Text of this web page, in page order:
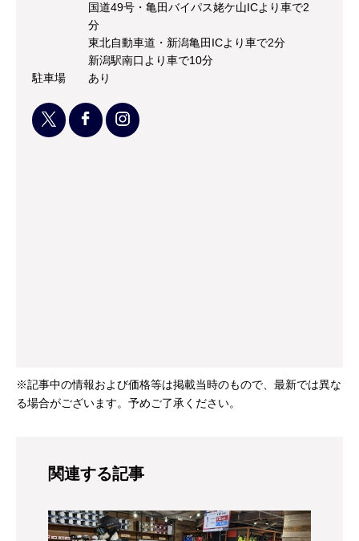
国道49号・亀田バイパス姥ケ山ICより車で2
分
東北自動車道・新潟亀田ICより車で2分
新潟駅南口より車で10分
駐車場
あり
※記事中の情報および価格等は掲載当時のもので、最新では異な
る場合がございます。予めご了承ください。
関連する記事